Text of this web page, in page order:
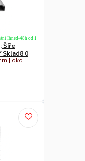
Šíře
Sklad8 0
| oko
Ihned-48h od 1